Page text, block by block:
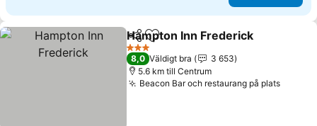
Dela Lägg till i Mina Favoriter
Hampton Inn Frederick
3 Stjärnor
8,0 Väldigt bra
3 653
5.6 km till Centrum
Beacon Bar och restaurang på platsSe